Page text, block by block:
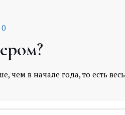
0
в начале года, то есть